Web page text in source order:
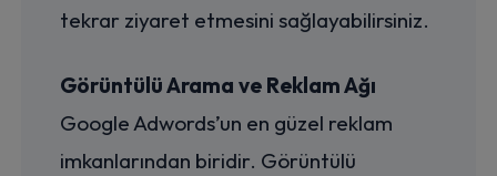
tekrar ziyaret etmesini sağlayabilirsiniz.
Görüntülü Arama ve Reklam Ağı
Google Adwords’un en güzel reklam
imkanlarından biridir. Görüntülü